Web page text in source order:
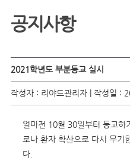
공지사항
2021학년도 부분등교 실시
작성자 : 리야드관리자 | 작성일 :
얼마전 10월 30일부터 등교하
로나 환자 확산으로 다시 무기
다.